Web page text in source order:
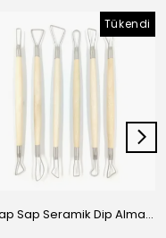
Tükendi
Ahşap Sap Seramik Dip Alma Seti 6’lı 20 cm